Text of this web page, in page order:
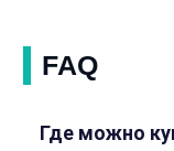
FAQ
Где можно